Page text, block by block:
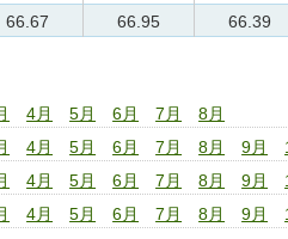
66.67 66.95 66.39
4月 5月 6月 7月
8月
4月 5月 6月 7月 8月 9月
4月 5月 6月 7月 8月 9月
4月 5月 6月 7月 8月 9月